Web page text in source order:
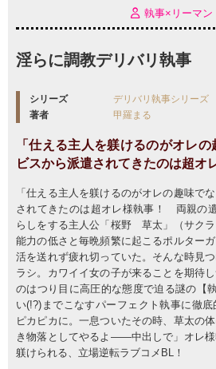
執事×リーマン
淫らに調教デリバリ執事
シリーズ
デリバリ執事シリーズ
著者
甲羅まる
「仕える主人を躾けるのがオレ
ビスから派遣されてきたのは超オ
「仕える主人を躾けるのがオレの趣味で
されてきたのは超オレ様執事！ 両親の
らしをする主人公「桜野 草太」（サク
能力の低さと毎晩頻繁に起こるポルター
活を送れず疲れ切っていた。そんな時見
ラシ。カワイイ女の子が来ることを期待
のはつり目に高圧的な態度で迫る謎の
い(!?)までこなすパーフェクト執事に徹
ピカピカに。一息ついたその時、草太の
き物落としてやるよ――中出しで」オレ
躾けられる、立場逆転ラブコメBL！